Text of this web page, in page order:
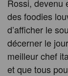
Rossi, devenu
des foodies
d’afficher le
décerner le
meilleur chef
et que tous